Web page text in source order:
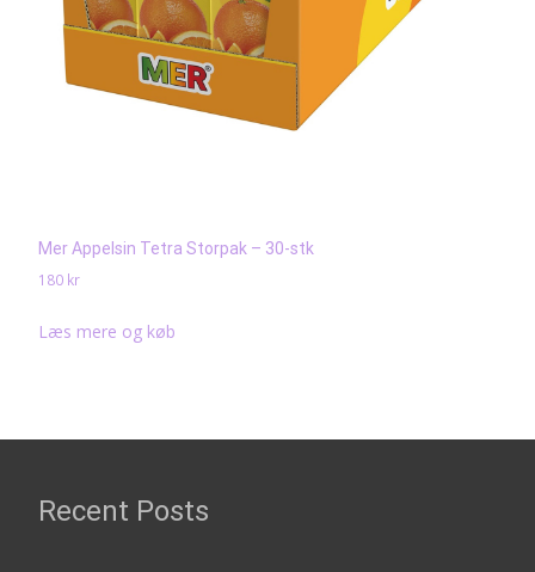
Mer Appelsin Tetra Storpak – 30-stk
180 kr
Læs mere og køb
Recent Posts